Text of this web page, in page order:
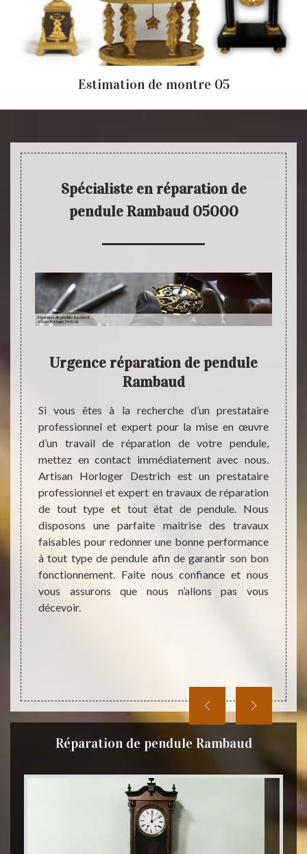
Estimation de montre 05
Spécialiste en réparation de
pendule Rambaud 05000
en
à
et
que
vous
ce
si
Urgence réparation de pendule
Rambaud
Si vous êtes à la recherche d’un prestataire
professionnel et expert pour la mise en œuvre
d’un travail de réparation de votre pendule,
mettez en contact immédiatement avec nous.
Artisan Horloger Destrich est un prestataire
professionnel et expert en travaux de réparation
de tout type et tout état de pendule. Nous
disposons une parfaite maitrise des travaux
faisables pour redonner une bonne performance
à tout type de pendule afin de garantir son bon
fonctionnement. Faite nous confiance et nous
vous assurons que nous n’allons pas vous
décevoir.
pour
fait
nous
100
devis
Réparation de pendule Rambaud